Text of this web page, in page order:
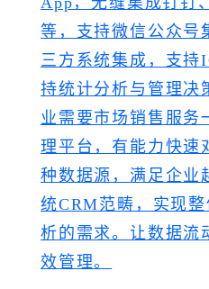
等，支持微信公众号
三方系统集成，支持
持统计分析与管理决
业需要市场销售服务
理平台，有能力快速
种数据源，满足企业
统CRM范畴，实现
析的需求。让数据流
效管理。